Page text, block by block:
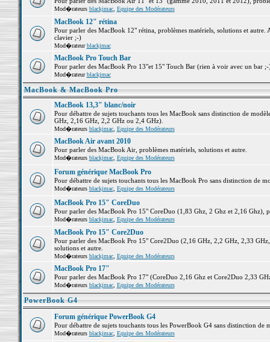
Mod�rateurs blackjmac, Equipe des Modérateurs
MacBook 12" rétina
Pour parler des MacBook 12" rétina, problèmes matériels, solutions et
clavier ;-)
Mod�rateurblackjmac
MacBook Pro Touch Bar
Pour parler des MacBook Pro 13"et 15" Touch Bar (rien à voir avec un bar
Mod�rateurblackjmac
MacBook & MacBook Pro
MacBook 13,3" blanc/noir
Pour débattre de sujets touchants tous les MacBook sans distinction de
GHz, 2,16 GHz, 2,2 GHz ou 2,4 GHz).
Mod�rateurs blackjmac, Equipe des Modérateurs
MacBook Air avant 2010
Pour parler des MacBook Air, problèmes matériels, solutions et autre.
Mod�rateurs blackjmac, Equipe des Modérateurs
Forum générique MacBook Pro
Pour débattre de sujets touchants tous les MacBook Pro sans distinction de
Mod�rateurs blackjmac, Equipe des Modérateurs
MacBook Pro 15" CoreDuo
Pour parler des MacBook Pro 15" CoreDuo (1,83 Ghz, 2 Ghz et 2,16 Ghz),
Mod�rateurs blackjmac, Equipe des Modérateurs
MacBook Pro 15" Core2Duo
Pour parler des MacBook Pro 15" Core2Duo (2,16 GHz, 2,2 GHz, 2,33
solutions et autre.
Mod�rateurs blackjmac, Equipe des Modérateurs
MacBook Pro 17"
Pour parler des MacBook Pro 17" (CoreDuo 2,16 Ghz et Core2Duo 2,33
Mod�rateurs blackjmac, Equipe des Modérateurs
PowerBook G4
Forum générique PowerBook G4
Pour débattre de sujets touchants tous les PowerBook G4 sans distinction de
Mod�rateurs blackjmac, Equipe des Modérateurs